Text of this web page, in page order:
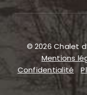
© 2026 Chalet
Mentions
Confidentialité